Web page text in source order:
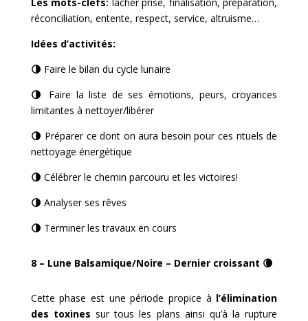
réconciliation, entente, respect, service, altruisme…
Idées d’activités:
🌗 Faire le bilan du cycle lunaire
🌗
Faire la liste de ses émotions, peurs, croyances
limitantes à nettoyer/libérer
🌗 Préparer ce dont on aura besoin pour ces rituels de
nettoyage énergétique
🌗 Célébrer le chemin parcouru et les victoires!
🌗 Analyser ses rêves
🌗 Terminer les travaux en cours
8 – Lune Balsamique/Noire – Dernier croissant 🌘
Cette phase est une période propice à l’élimination
des toxines sur tous les plans ainsi qu’à la rupture